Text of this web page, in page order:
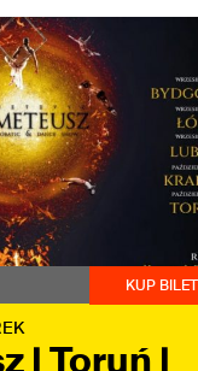
KUP BILET
| Toruń |